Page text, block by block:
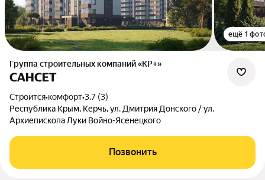
ещё 1
Группа строительных компаний «КР+»
САНСЕТ
Строится•комфорт•3.7 (3)
Республика Крым, Керчь, ул. Дмитрия Донского / ул.
Архиепископа Луки Войно-Ясенецкого
Позвонить